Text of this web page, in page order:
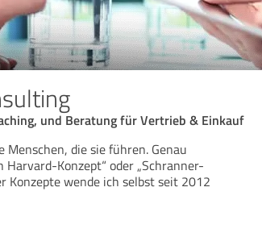
und Beratung für Vertrieb & Einkauf
die sie führen. Genau
Konzept“ oder „Schranner-
Konzepte wende ich selbst seit 2012